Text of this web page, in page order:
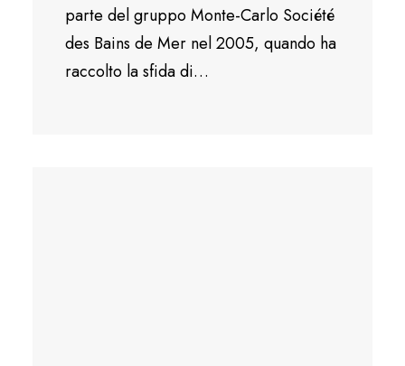
parte del gruppo Monte-Carlo Société
des Bains de Mer nel 2005, quando ha
raccolto la sfida di…